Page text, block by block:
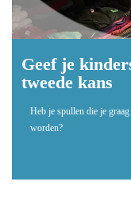
Geef je
tweede kans
Heb je spullen die je
worden?